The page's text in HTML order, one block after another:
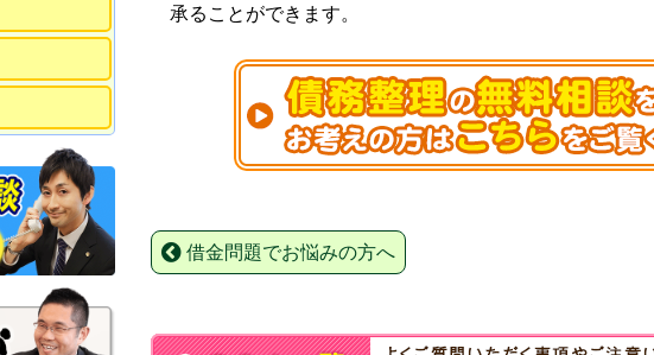
承ることができます。
借金問題でお悩みの方へ